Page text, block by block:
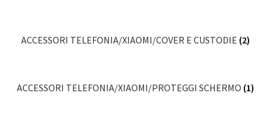
ACCESSORI TELEFONIA/XIAOMI/COVER E CUSTODIE (2)
ACCESSORI TELEFONIA/XIAOMI/PROTEGGI SCHERMO (1)